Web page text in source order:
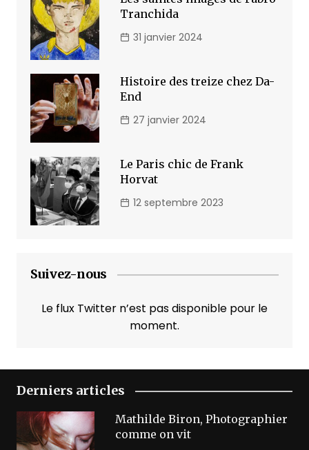
Tranchida
31 janvier 2024
Histoire des treize chez Da-
End
27 janvier 2024
Le Paris chic de Frank
Horvat
12 septembre 2023
Suivez-nous
Le flux Twitter n’est pas disponible pour le
moment.
Derniers articles
Mathilde Biron, Photographier
comme on vit